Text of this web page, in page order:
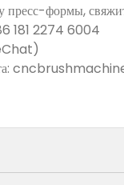
пресс-формы,
181 2274 6004